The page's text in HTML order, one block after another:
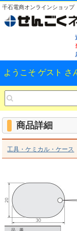
千石電商オンラインショップ
ようこそ ゲスト さ
商品詳細
工具・ケミカル・ケース